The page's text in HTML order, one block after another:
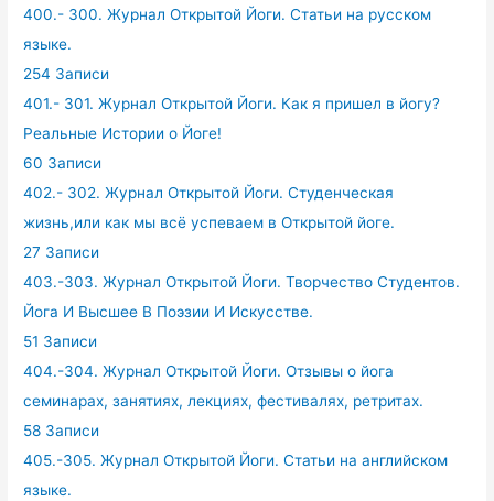
400.- 300. Журнал Открытой Йоги. Статьи на русском
языке.
254 Записи
401.- 301. Журнал Открытой Йоги. Как я пришел в йогу?
Реальные Истории о Йоге!
60 Записи
402.- 302. Журнал Открытой Йоги. Студенческая
жизнь,или как мы всё успеваем в Открытой йоге.
27 Записи
403.-303. Журнал Открытой Йоги. Творчество Студентов.
Йога И Высшее В Поэзии И Искусстве.
51 Записи
404.-304. Журнал Открытой Йоги. Отзывы о йога
семинарах, занятиях, лекциях, фестивалях, ретритах.
58 Записи
405.-305. Журнал Открытой Йоги. Статьи на английском
языке.